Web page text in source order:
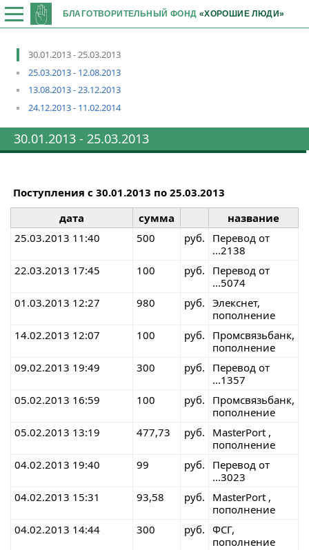
БЛАГОТВОРИТЕЛЬНЫЙ ФОНД «ХОРОШИЕ ЛЮДИ»
30.01.2013 - 25.03.2013
25.03.2013 - 12.08.2013
13.08.2013 - 23.12.2013
24.12.2013 - 11.02.2014
30.01.2013 - 25.03.2013
Поступления с 30.01.2013 по 25.03.2013
дата
сумма
название
25.03.2013 11:40
500 руб.
Перевод от
...2138
22.03.2013 17:45
100 руб.
Перевод от
...5074
01.03.2013 12:27
980 руб. Элекснет,
пополнение
14.02.2013 12:07
100 руб.
Промсвязьбанк,
пополнение
09.02.2013 19:49
300 руб.
Перевод от
...1357
05.02.2013 16:59
100 руб.
Промсвязьбанк,
пополнение
05.02.2013 13:19
477,73 руб.
MasterPort ,
пополнение
04.02.2013 19:40
99 руб.
Перевод от
...3023
04.02.2013 15:31
93,58 руб.
MasterPort ,
пополнение
04.02.2013 14:44
300 руб. ФСГ,
пополнение